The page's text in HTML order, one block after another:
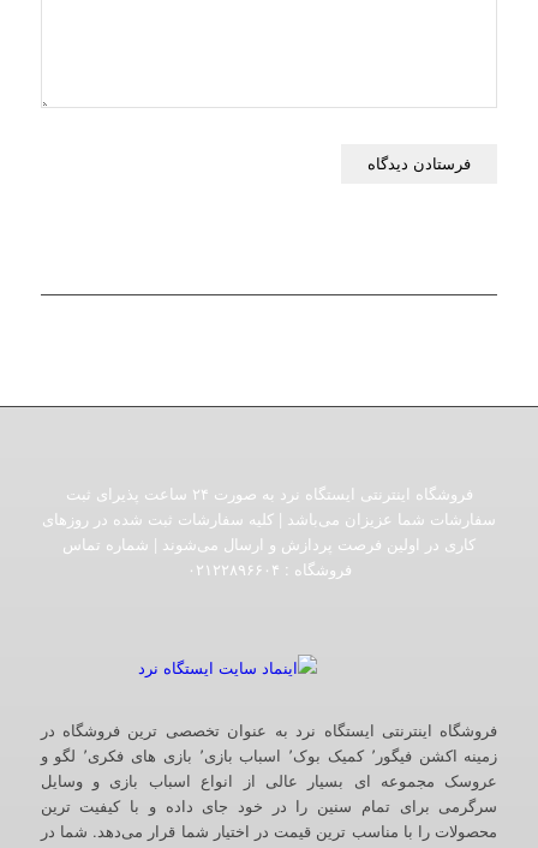
فروشگاه اینترنتی ایستگاه نرد به صورت ۲۴ ساعت پذیرای ثبت
سفارشات شما عزیزان می‌باشد | کلیه سفارشات ثبت شده در روزهای
کاری در اولین فرصت پردازش و ارسال می‌شوند | شماره تماس
فروشگاه :‌ ۰۲۱۲۲۸۹۶۶۰۴
فروشگاه اینترنتی ایستگاه نرد به عنوان تخصصی ترین فروشگاه در
زمینه اکشن فیگور٬ کمیک بوک٬ اسباب بازی٬ بازی های فکری٬ لگو و
عروسک مجموعه ای بسیار عالی از انواع اسباب بازی و وسایل
سرگرمی برای تمام سنین را در خود جای داده و با کیفیت ترین
محصولات را با مناسب ترین قیمت در اختیار شما قرار می‌دهد. شما در